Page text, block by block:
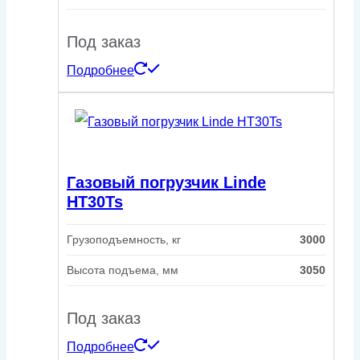
Под заказ
Подробнее
Газовый погрузчик Linde
HT30Ts
Грузоподъемность, кг 3000
Высота подъема, мм 3050
Под заказ
Подробнее